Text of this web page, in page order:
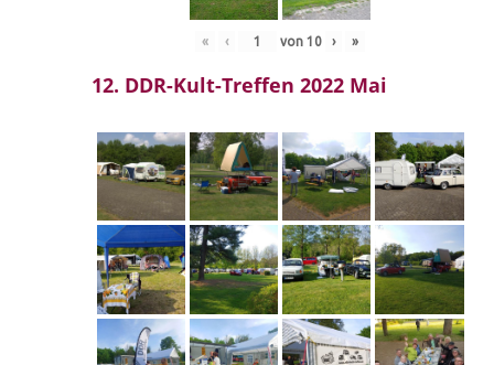
« ‹ von 10 › »
12. DDR-Kult-Treffen 2022 Mai